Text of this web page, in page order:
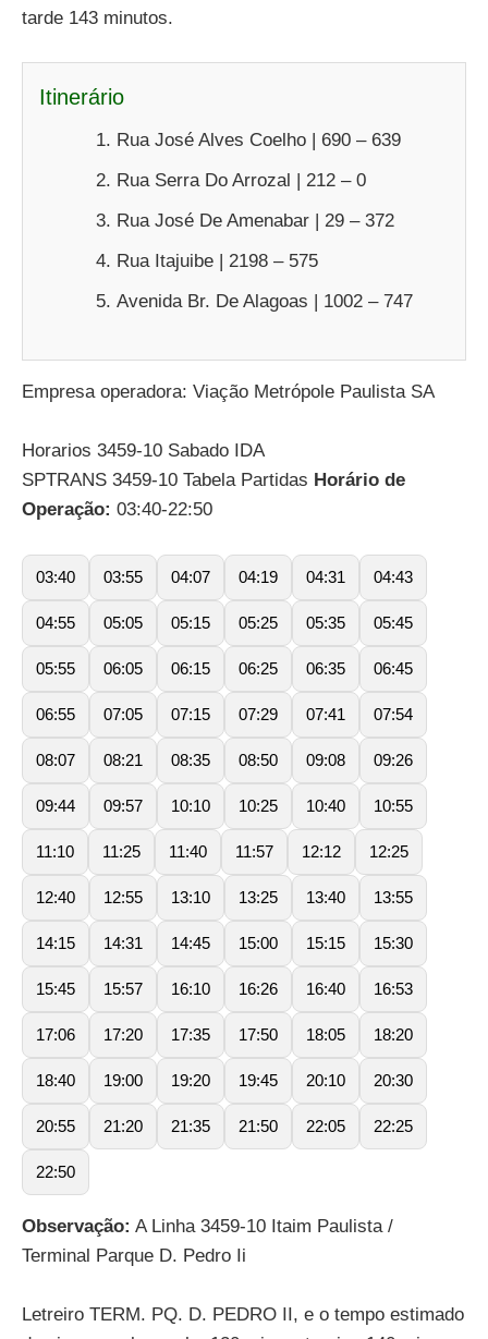
tarde 143 minutos.
Itinerário
Rua José Alves Coelho | 690 – 639
Rua Serra Do Arrozal | 212 – 0
Rua José De Amenabar | 29 – 372
Rua Itajuibe | 2198 – 575
Avenida Br. De Alagoas | 1002 – 747
Empresa operadora: Viação Metrópole Paulista SA
Horarios 3459-10 Sabado IDA
SPTRANS 3459-10 Tabela Partidas Horário de
Operação: 03:40-22:50
03:40 03:55 04:07 04:19 04:31 04:43
04:55 05:05 05:15 05:25 05:35 05:45
05:55 06:05 06:15 06:25 06:35 06:45
06:55 07:05 07:15 07:29 07:41 07:54
08:07 08:21 08:35 08:50 09:08 09:26
09:44 09:57 10:10 10:25 10:40 10:55
11:10 11:25 11:40 11:57 12:12 12:25
12:40 12:55 13:10 13:25 13:40 13:55
14:15 14:31 14:45 15:00 15:15 15:30
15:45 15:57 16:10 16:26 16:40 16:53
17:06 17:20 17:35 17:50 18:05 18:20
18:40 19:00 19:20 19:45 20:10 20:30
20:55 21:20 21:35 21:50 22:05 22:25
22:50
Observação: A Linha 3459-10 Itaim Paulista /
Terminal Parque D. Pedro Ii
Letreiro TERM. PQ. D. PEDRO II, e o tempo estimado